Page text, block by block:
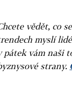
vědět, co
myslí
pátek vám naši
strany.